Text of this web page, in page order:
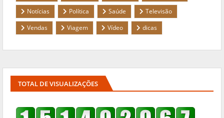
Notícias
Política Saúde
Televisão
Vendas
Viagem Vídeo dicas
TOTAL DE VISUALIZAÇÕES